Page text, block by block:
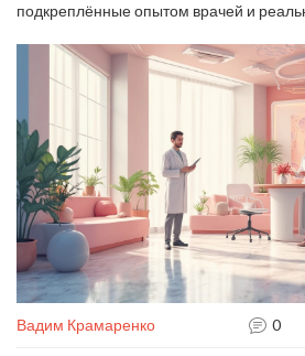
подкреплённые опытом врачей и
применяйте полученные знания в
Вадим Крамаренко 0